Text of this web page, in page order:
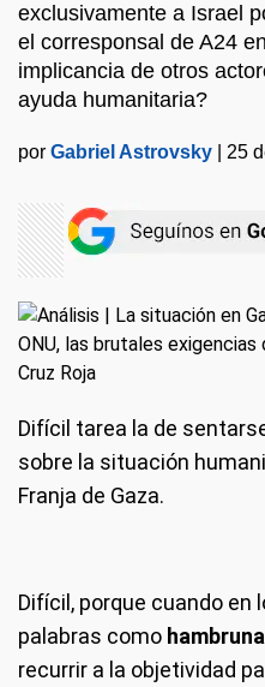
exclusivamente a Israel
el corresponsal de A24
implicancia de otros
ayuda humanitaria?
por Gabriel Astrovsky 25
Difícil tarea la de
sobre la situación
Franja de Gaza.
Difícil, porque cuando en
palabras como
recurrir a la objetividad